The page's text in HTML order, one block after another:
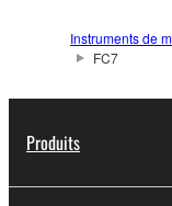
Instruments de
FC7
Produits